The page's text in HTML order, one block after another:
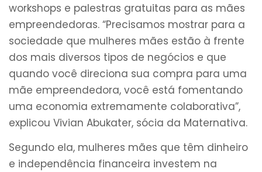
workshops e palestras gratuitas para as mães
empreendedoras. “Precisamos mostrar para a
sociedade que mulheres mães estão à frente
dos mais diversos tipos de negócios e que
quando você direciona sua compra para uma
mãe empreendedora, você está fomentando
uma economia extremamente colaborativa”,
explicou Vivian Abukater, sócia da Maternativa.
Segundo ela, mulheres mães que têm dinheiro
e independência financeira investem na